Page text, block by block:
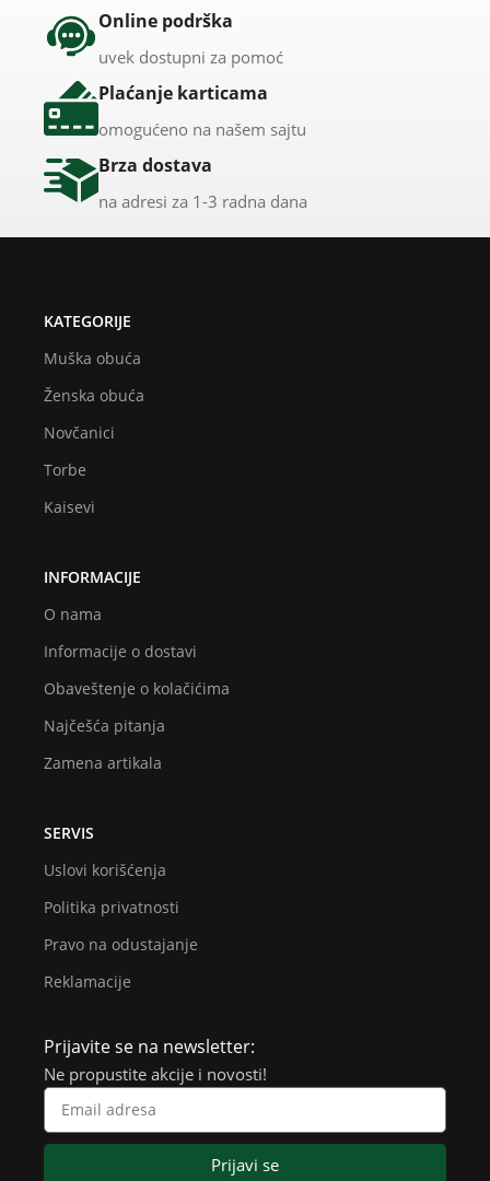
Online podrška
uvek dostupni za pomoć
Plaćanje karticama
omogućeno na našem sajtu
Brza dostava
na adresi za 1-3 radna dana
KATEGORIJE
Muška obuća
Ženska obuća
Novčanici
Torbe
Kaisevi
INFORMACIJE
O nama
Informacije o dostavi
Obaveštenje o kolačićima
Najčešća pitanja
Zamena artikala
SERVIS
Uslovi korišćenja
Politika privatnosti
Pravo na odustajanje
Reklamacije
Prijavite se na newsletter:
Ne propustite akcije i novosti!
Prijavi se